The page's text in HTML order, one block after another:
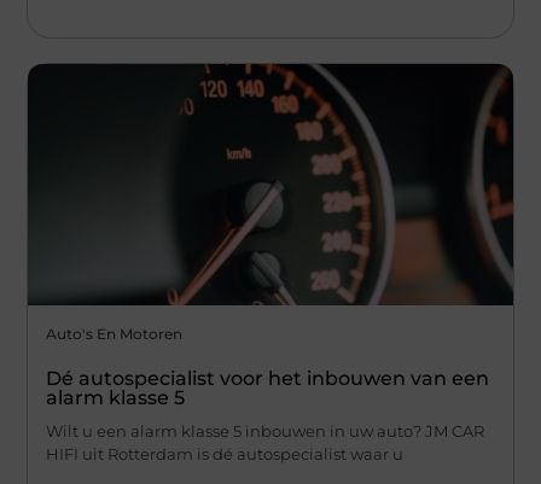
Auto's En Motoren
Dé autospecialist voor het inbouwen van een
alarm klasse 5
Wilt u een alarm klasse 5 inbouwen in uw auto? JM CAR
HIFI uit Rotterdam is dé autospecialist waar u